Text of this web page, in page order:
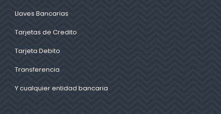
Llaves Bancarias
Tarjetas de Credito
Tarjeta Debito
Transferencia
Y cualquier entidad bancaria